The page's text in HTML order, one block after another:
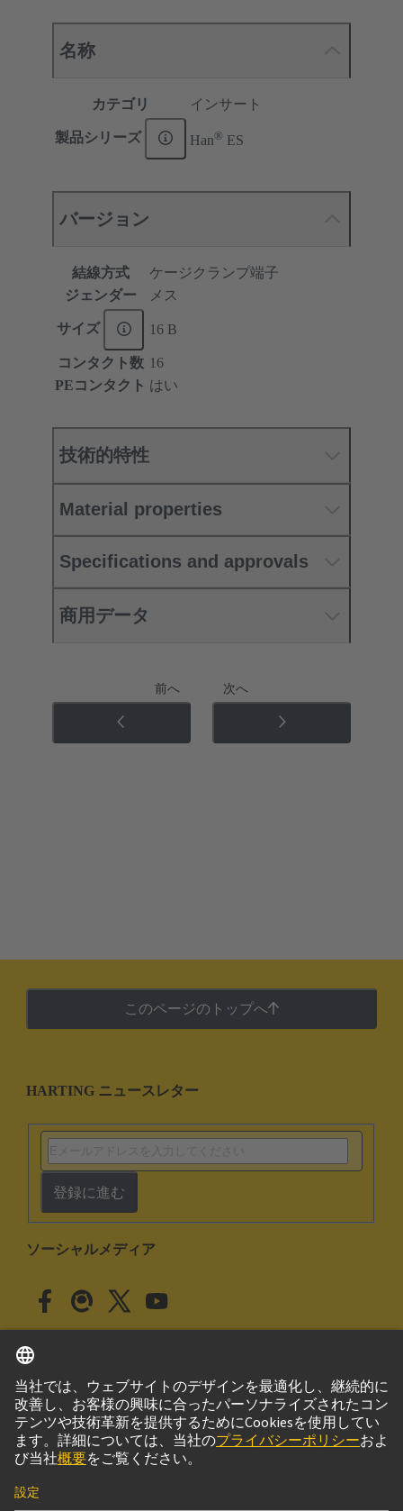
名称
カテゴリ インサート
製品シリーズ Han® ES
バージョン
結線方式
ケージクランプ端子
ジェンダー
メス
サイズ 16 B
コンタクト数 16
PEコンタクト はい
技術的特性
Material properties
Specifications and approvals
商用データ
前へ 次へ
このページのトップへ
HARTING ニュースレター
登録に進む
ソーシャルメディア
日本 日本語
© ハーティング株式会社
このサイトについて